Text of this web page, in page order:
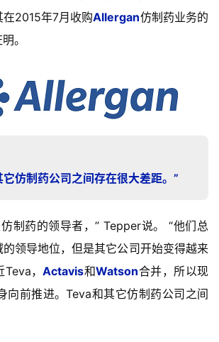
2015年7月收购Allergan仿制药业务的
。
仿制药公司之间存在很大差距。”
制药的领导者，” Tepper说。 “他们总
领导地位，但是其它公司开始变得越来
Teva，Actavis和Watson合并，所以现
向前推进。Teva和其它仿制药公司之间